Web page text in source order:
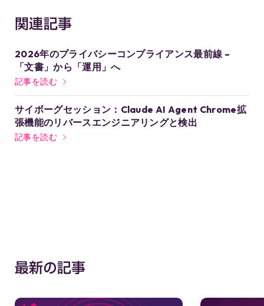
関連記事
2026年のプライバシーコンプライアンス最前線 –
「文書」から「運用」へ
記事を読む
サイボーグセッション：Claude AI Agent Chrome拡
張機能のリバースエンジニアリングと検出
記事を読む
最新の記事